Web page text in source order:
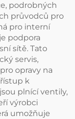
podrobných
průvodců pro
pro interní
podpora
sítě. Tato
servis,
opravy na
k
plnící ventily,
výrobci
umožňuje